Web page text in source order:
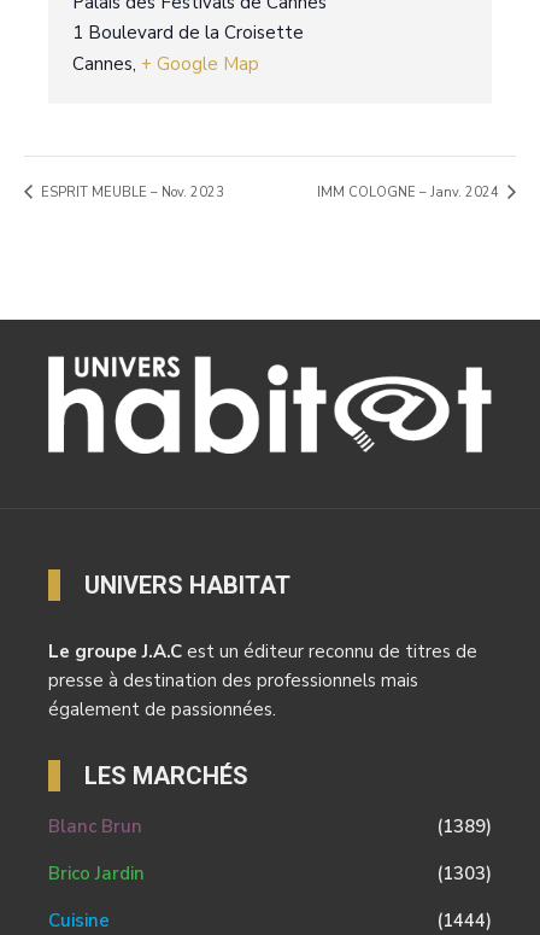
1 Boulevard de la Croisette
Cannes, + Google Map
ESPRIT MEUBLE – Nov. 2023 IMM COLOGNE – Janv. 2024
UNIVERS HABITAT
Le groupe J.A.C est un éditeur reconnu de titres de
presse à destination des professionnels mais
également de passionnées.
LES MARCHÉS
Blanc Brun
(1389)
Brico Jardin
(1303)
Cuisine
(1444)